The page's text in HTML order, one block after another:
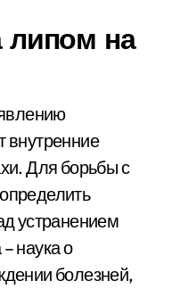
липом на
внутренние
Для борьбы с
устранением
наука о
болезней,